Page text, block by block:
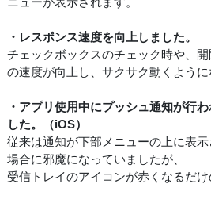
・レスポンス速度を向上しました。
チェックボックスのチェック時や、
の速度が向上し、サクサク動くように
・アプリ使用中にプッシュ通知が行
した。（iOS）
従来は通知が下部メニューの上に表
場合に邪魔になっていましたが、
受信トレイのアイコンが赤くなるだけ